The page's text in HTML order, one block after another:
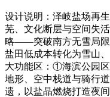
设计说明：泽岐盐场再
芜、文化断层与空间失
略——突破南方无雪局限
盐田低成本转化为雪山
大功能区：①海滨公园
地形、空中栈道与骑行
遗，以盐晶燃烧打造夜